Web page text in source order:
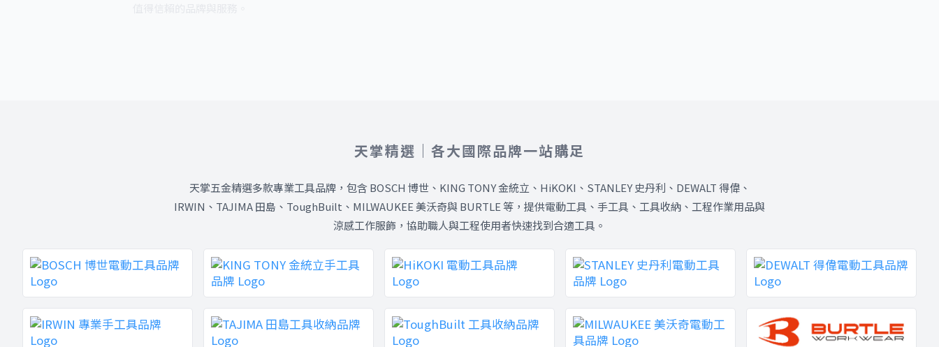
天掌精選｜各大國際品牌一站購足
天掌五金精選多款專業工具品牌，包含 BOSCH 博世、KING TONY 金統立、HiKOKI、STANLEY 史丹利、DEWALT 得偉、
IRWIN、TAJIMA 田島、ToughBuilt、MILWAUKEE 美沃奇與 BURTLE 等，提供電動工具、手工具、工具收納、工程作業用品與
涼感工作服飾，協助職人與工程使用者快速找到合適工具。